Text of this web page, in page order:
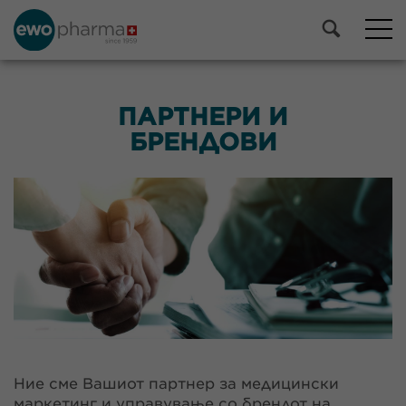
ПАРТНЕРИ И
БРЕНДОВИ
Ние сме Вашиот партнер за медицински